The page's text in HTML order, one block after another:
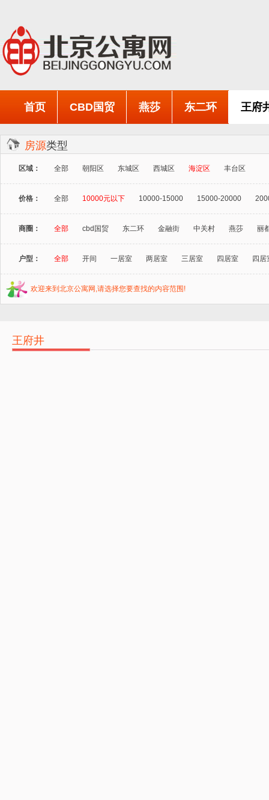
首页 CBD国贸 燕莎 东二环 王府
房源类型
区域： 全部 朝阳区 东城区 西城区 海淀区 丰台区
价格： 全部 10000元以下 10000-15000 15000-20000
商圈： 全部 cbd国贸 东二环 金融街 中关村 燕莎 丽
户型： 全部 开间 一居室 两居室 三居室 四居室 四居
欢迎来到北京公寓网,请选择您要查找的内容范围!
王府井